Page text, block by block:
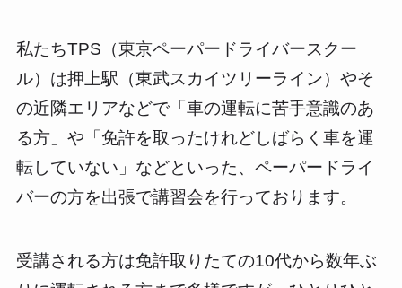
私たちTPS（東京ペーパードライバースクー
ル）は押上駅（東武スカイツリーライン）やそ
の近隣エリアなどで「車の運転に苦手意識のあ
る方」や「免許を取ったけれどしばらく車を運
転していない」などといった、ペーパードライ
バーの方を出張で講習会を行っております。
受講される方は免許取りたての10代から数年ぶ